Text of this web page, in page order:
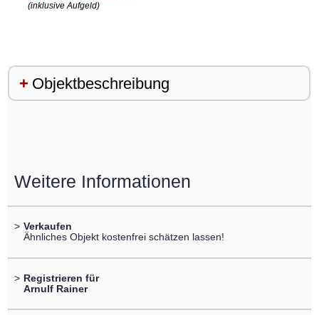
(inklusive Aufgeld)
Objektbeschreibung
Weitere Informationen
> Verkaufen
Ähnliches Objekt kostenfrei schätzen lassen!
> Registrieren für
Arnulf Rainer